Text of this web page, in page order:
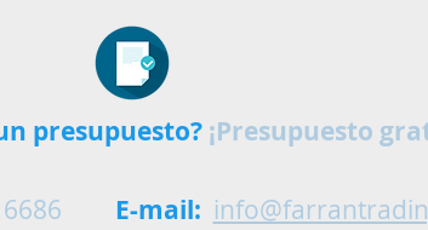
presupuesto? ¡Presupuesto
E-mail: